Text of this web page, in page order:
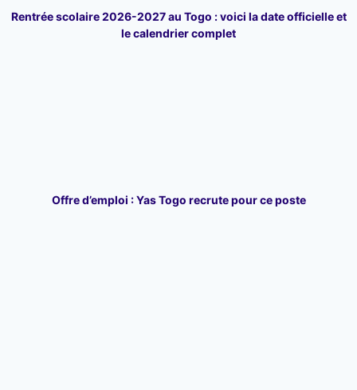
Rentrée scolaire 2026-2027 au Togo : voici la date officielle et
le calendrier complet
Offre d’emploi : Yas Togo recrute pour ce poste